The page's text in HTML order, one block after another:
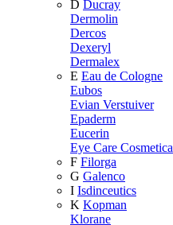
D Ducray
Dermolin
Dercos
Dexeryl
Dermalex
E Eau de Cologne
Eubos
Evian Verstuiver
Epaderm
Eucerin
Eye Care Cosmetica
F Filorga
G Galenco
I Isdinceutics
K Kopman
Klorane